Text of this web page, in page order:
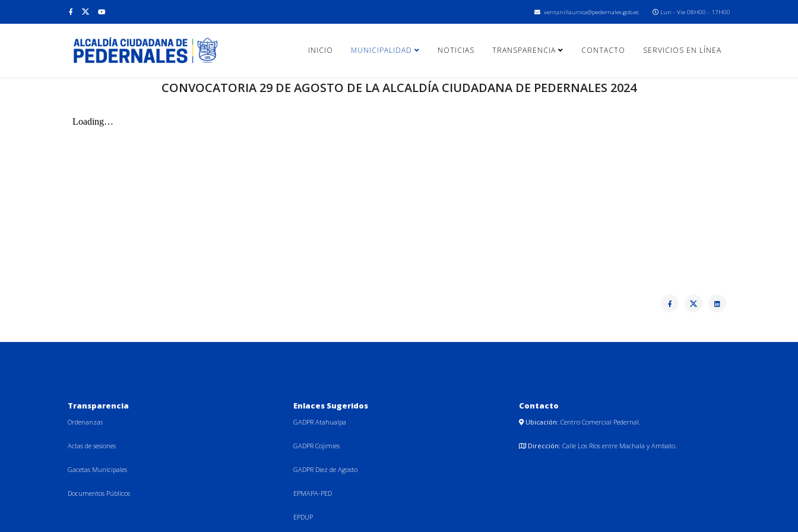
ventanillaunica@pedernales.gob.ec Lun - Vie 08H00 - 17H00
INICIO MUNICIPALIDAD NOTICIAS TRANSPARENCIA CONTACTO SERVICIOS EN LÍNEA
CONVOCATORIA 29 DE AGOSTO DE LA ALCALDÍA CIUDADANA DE PEDERNALES 2024
Transparencia
Ordenanzas
Actas de sesiones
Gacetas Municipales
Documentos Públicos
Enlaces Sugeridos
GADPR Atahualpa
GADPR Cojimíes
GADPR Diez de Agosto
EPMAPA-PED
EPDUP
Contacto
Ubicación: Centro Comercial Pedernal.
Dirección: Calle Los Ríos entre Machala y Ambato.